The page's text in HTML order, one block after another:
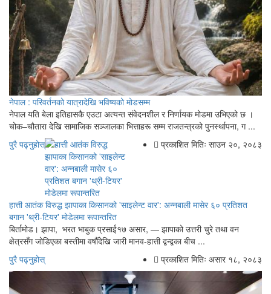
नेपाल : परिवर्तनको यात्रादेखि भविष्यको मोडसम्म
नेपाल यति बेला इतिहासकै एउटा अत्यन्त संवेदनशील र निर्णायक मोडमा उभिएको छ ।
चोक–चौतारा देखि सामाजिक सञ्जालका भित्ताहरू सम्म राजतन्त्रको पुनर्स्थापना, ग ...
पुरै पढ्नुहोस्
प्रकाशित मितिः साउन २०, २०८३
हात्ती आतंक विरुद्ध झापाका किसानको 'साइलेन्ट वार': अन्नबाली मासेर ६० प्रतिशत
बगान 'थ्री-टियर' मोडेलमा रूपान्तरित
बिर्तामोड। झापा, भरत भाबुक प्रसाई१७ असार, — झापाको उत्तरी चुरे तथा वन
क्षेत्रसँग जोडिएका बस्तीमा वर्षौँदेखि जारी मानव-हात्ती द्वन्द्वका बीच ...
पुरै पढ्नुहोस्
प्रकाशित मितिः असार १८, २०८३